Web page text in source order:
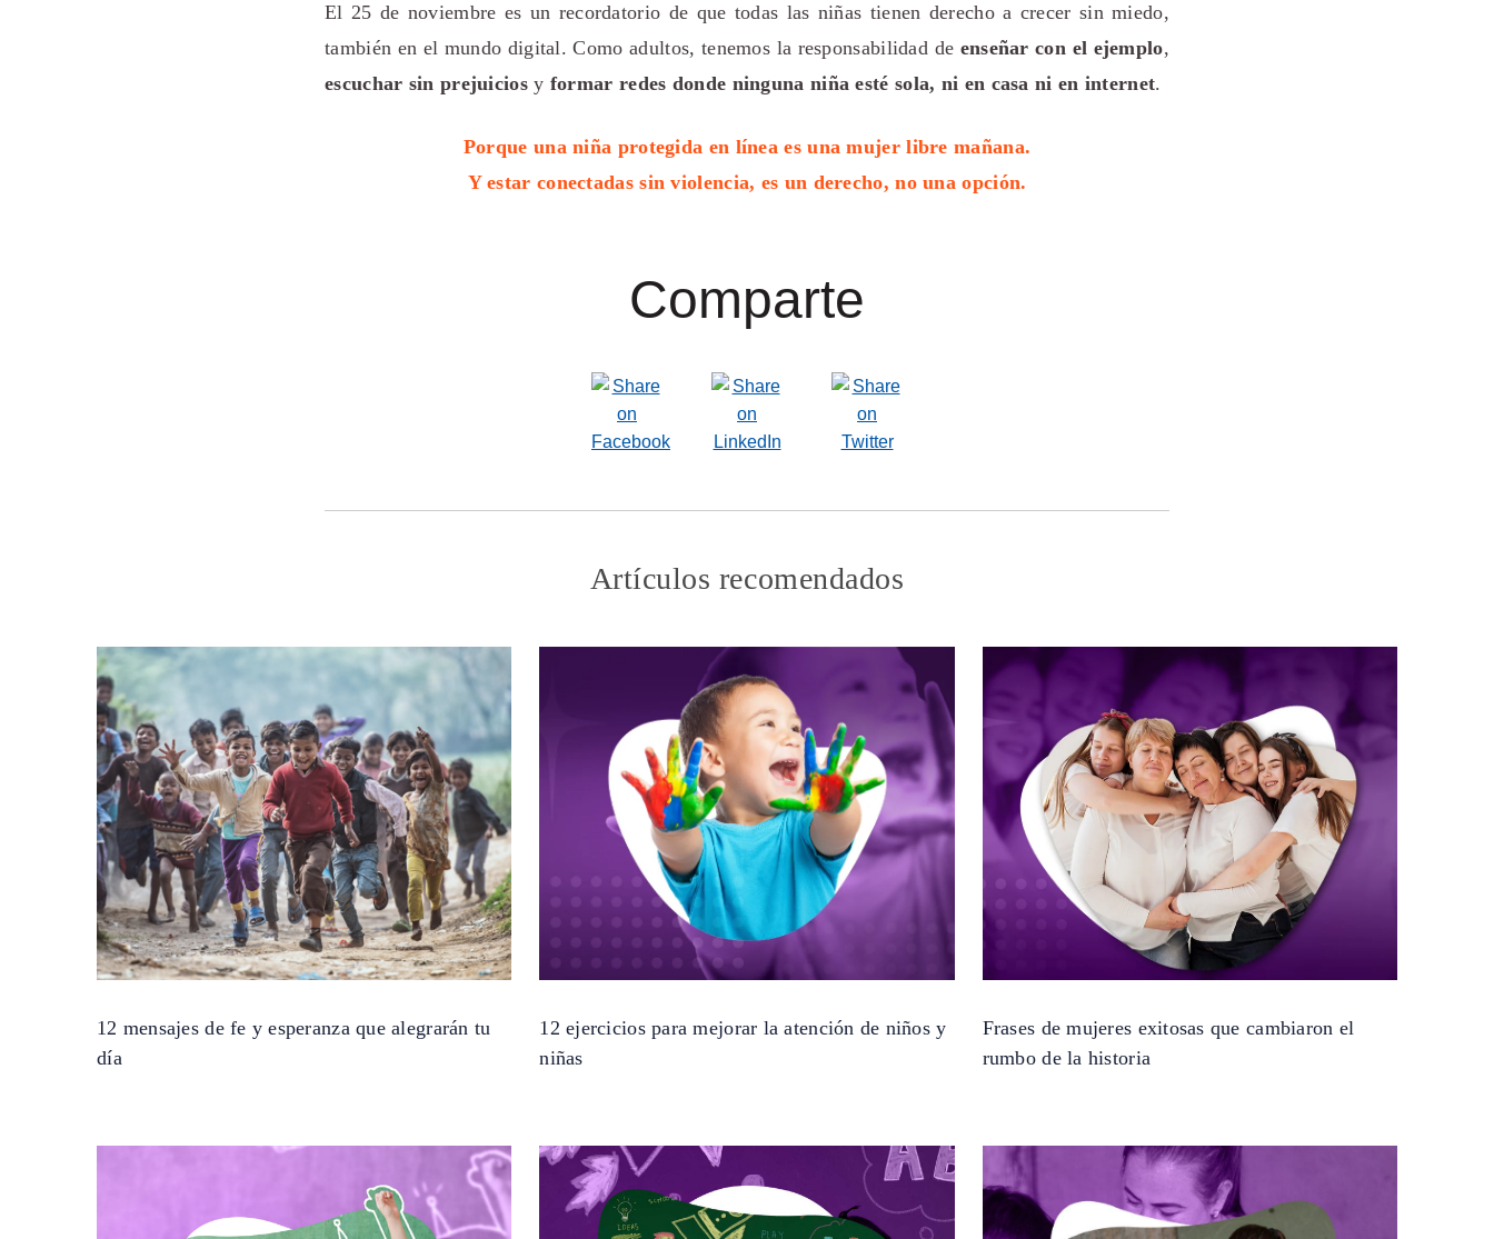
El 25 de noviembre es un recordatorio de que todas las niñas tienen derecho a crecer sin miedo,
también en el mundo digital. Como adultos, tenemos la responsabilidad de enseñar con el ejemplo,
escuchar sin prejuiciosy formar redes donde ninguna niña esté sola, ni en casa ni en internet.
Porque una niña protegida en línea es una mujer libre mañana.
Y estar conectadas sin violencia, es un derecho, no una opción.
Comparte
Artículos recomendados
12 mensajes de fe y esperanza que alegrarán tu
día
12 ejercicios para mejorar la atención de niños y
niñas
Frases de mujeres exitosas que cambiaron el
rumbo de la historia